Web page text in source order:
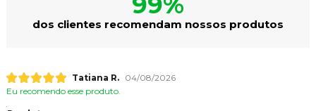
dos clientes recomendam nossos produtos
Tatiana R.
04/08/2026
Eu recomendo esse produto.